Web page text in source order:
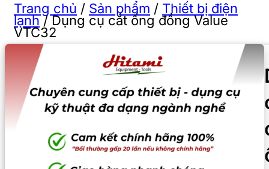
Trang chủ / Sản phẩm / Thiết bị điện
lạnh/Dụng cụ cắt ống đồng Value
VTC32